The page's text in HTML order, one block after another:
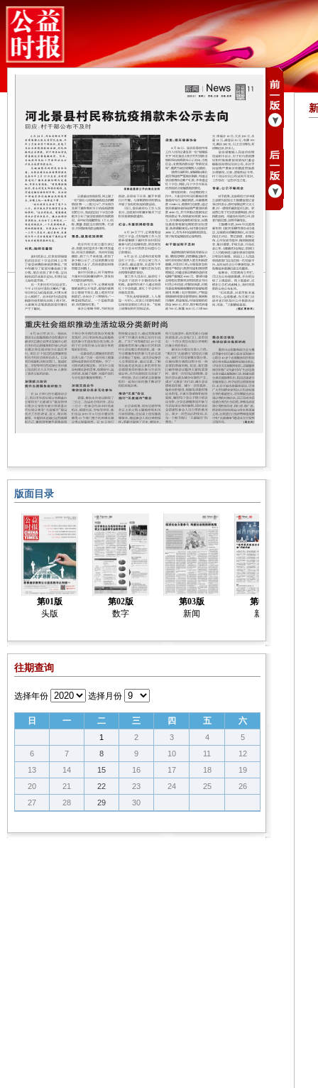
版面目录
第01版
头版
第02版
数字
第03版
新闻
第04版
新闻
往期查询
选择年份 选择月份
日 一 二 三 四 五 六
1 2 3 4
5
6
7 8 9 10 11
12
13
14 15 16 17 18
19
20
21 22 23 24 25
26
27
28 29 30